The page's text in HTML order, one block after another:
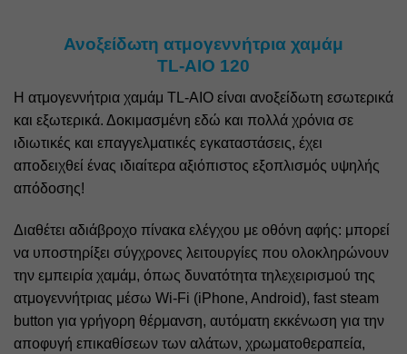
Ανοξείδωτη ατμογεννήτρια χαμάμ
TL-AIO 120
Η ατμογεννήτρια χαμάμ TL-AIO είναι ανοξείδωτη εσωτερικά
και εξωτερικά. Δοκιμασμένη εδώ και πολλά χρόνια σε
ιδιωτικές και επαγγελματικές εγκαταστάσεις, έχει
αποδειχθεί ένας ιδιαίτερα αξιόπιστος εξοπλισμός υψηλής
απόδοσης!
Διαθέτει αδιάβροχο πίνακα ελέγχου με οθόνη αφής: μπορεί
να υποστηρίξει σύγχρονες λειτουργίες που ολοκληρώνουν
την εμπειρία χαμάμ, όπως δυνατότητα τηλεχειρισμού της
ατμογεννήτριας μέσω Wi-Fi (iPhone, Android), fast steam
button για γρήγορη θέρμανση, αυτόματη εκκένωση για την
αποφυγή επικαθίσεων των αλάτων, χρωματοθεραπεία,